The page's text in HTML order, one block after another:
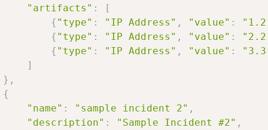
"artifacts" :
[
{ "type" : "IP Address" , "value" :
{ "type" : "IP Address" , "value" :
{ "type" : "IP Address" , "value" :
]
} ,
{
"name" : "sample incident 2" ,
"description" : "Sample Incident #2" ,